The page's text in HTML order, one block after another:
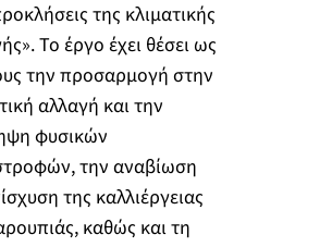
της κλιματικής
Το έργο έχει θέσει ως
την προσαρμογή στην
αλλαγή και την
φυσικών
την αναβίωση
της καλλιέργειας
καθώς και τη